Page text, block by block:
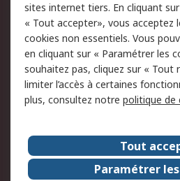
Legal
Politique de cookies
Politique de protection
des données - Mise à
jour
A propos de RS
Le groupe RS Group
A
sites internet tiers. En cliquant sur
« Tout accepter», vous acceptez
cookies non essentiels. Vous
en cliquant sur « Paramétrer les
souhaitez pas, cliquez sur « Tout
limiter l’accès à certaines
plus, consultez notre politique de
Tout
Paramétrer